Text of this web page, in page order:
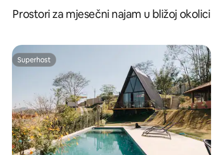
Prostori za mjesečni najam u bližoj okolici
Superhost
Superhost